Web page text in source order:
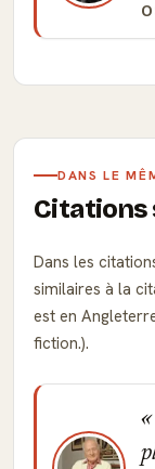
DANS LE
Citations
Dans les
similaires à la
est en
fiction.).